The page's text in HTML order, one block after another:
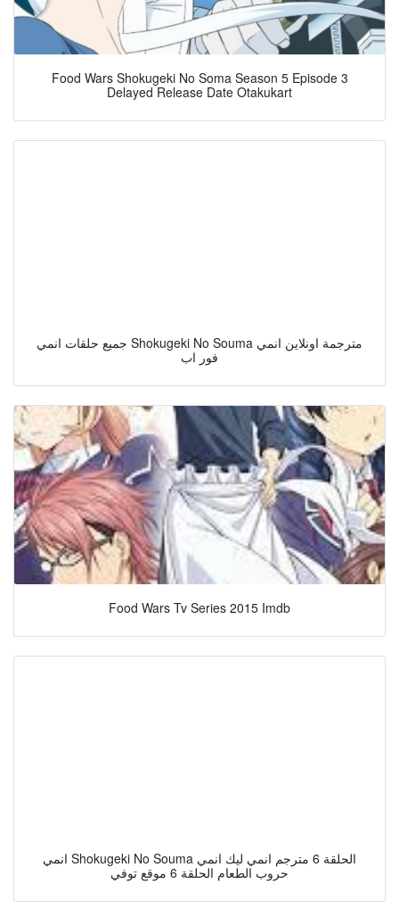
Food Wars Shokugeki No Soma Season 5 Episode 3
Delayed Release Date Otakukart
جميع حلقات انمي Shokugeki No Souma مترجمة اونلاين انمي
فور اب
Food Wars Tv Series 2015 Imdb
انمي Shokugeki No Souma الحلقة 6 مترجم انمي ليك انمي
حروب الطعام الحلقة 6 موقع توفي